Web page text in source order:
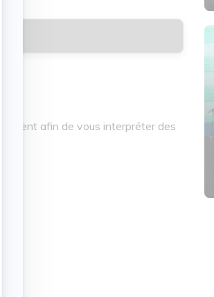
afin de vous interpréter des